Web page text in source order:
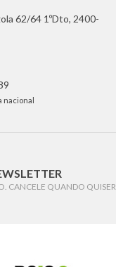
62/64 1ºDto, 2400-
nacional
CANCELE QUANDO QUISER.